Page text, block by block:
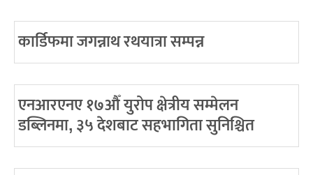
कार्डिफमा जगन्नाथ रथयात्रा सम्पन्न
एनआरएनए १७औँ युरोप क्षेत्रीय सम्मेलन
डब्लिनमा, ३५ देशबाट सहभागिता सुनिश्चित